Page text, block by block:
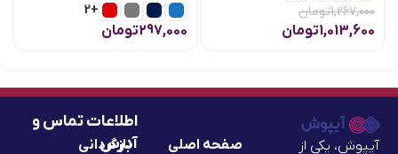
1,267,000تومان
1,013,600تومان
+2
297,000تومان
آیپوش، یکی از
صفحه اصلی
بازگردانی
اطلاعات تماس و
آدرس